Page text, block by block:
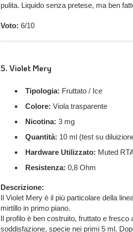
pulita. Liquido senza pretese, ma ben
Voto: 6/10
5. Violet Mery
Tipologia: Fruttato / Ice
Colore: Viola trasparente
Nicotina: 3 mg
Quantità: 10 ml (test su
Hardware Utilizzato: Muted
Resistenza: 0,8 Ohm
Descrizione:
Il Violet Mery è il più particolare della
mirtillo in primo piano.
Il profilo è ben costruito, fruttato e fresco
soddisfazione, specie nei primi 5 ml.